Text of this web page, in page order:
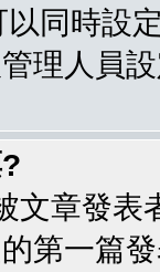
同時設
理人員
文章發
第一篇